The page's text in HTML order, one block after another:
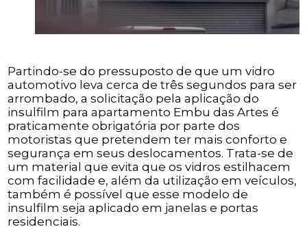
Partindo-se do pressuposto de que um vidro
automotivo leva cerca de três segundos para ser
arrombado, a solicitação pela aplicação do
insulfilm para apartamento Embu das Artes é
praticamente obrigatória por parte dos
motoristas que pretendem ter mais conforto e
segurança em seus deslocamentos. Trata-se de
um material que evita que os vidros estilhacem
com facilidade e, além da utilização em veículos,
também é possível que esse modelo de
insulfilm seja aplicado em janelas e portas
residenciais.